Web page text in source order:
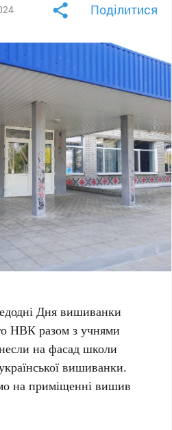
Поділитися
Дня вишиванки
НВК разом з учнями
на фасад школи
вишиванки.
на приміщенні вишив